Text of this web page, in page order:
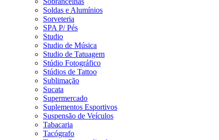
Soldas e Alumínios
Sorveteria
SPA P/ Pés
Studio
Studio de Música
Studio de Tatuagem
Stúdio Fotográfico
Stúdios de Tattoo
Sublimação
Sucata
Supermercado
Suplementos Esportivos
Suspensão de Veículos
Tabacaria
Tacógrafo